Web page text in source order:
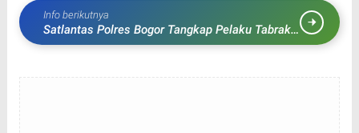
Info berikutnya
Satlantas Polres Bogor Tangkap Pelaku Tabrak
Lari Maut di Cibinong